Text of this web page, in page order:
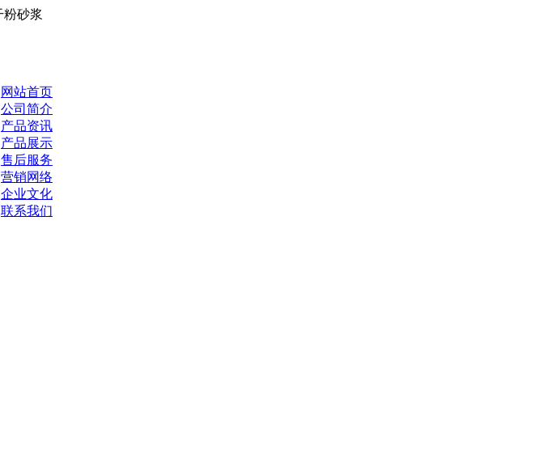
网站首页
公司简介
产品资讯
产品展示
售后服务
营销网络
企业文化
联系我们